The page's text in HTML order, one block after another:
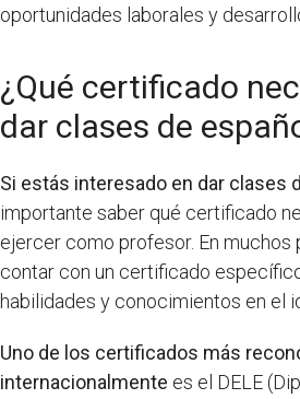
oportunidades laborales y
¿Qué certificado
dar clases de
Si estás interesado en dar clases
importante saber qué certificado
ejercer como profesor. En muchos
contar con un certificado
habilidades y conocimientos en el
Uno de los certificados más
internacionalmente es el DELE